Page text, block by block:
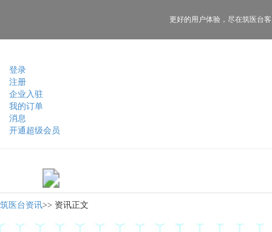
登录
注册
企业入驻
我的订单
消息
开通超级会员
更好的用户体验， 尽在筑医台
筑医台资讯>> 资讯正文